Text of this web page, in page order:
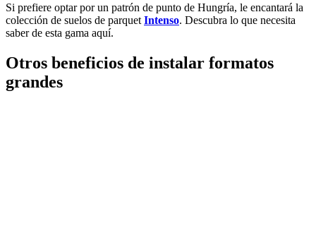
Si prefiere optar por un patrón de punto de Hungría, le encantará la
colección de suelos de parquet Intenso. Descubra lo que necesita
saber de esta gama aquí.
Otros beneficios de instalar formatos
grandes